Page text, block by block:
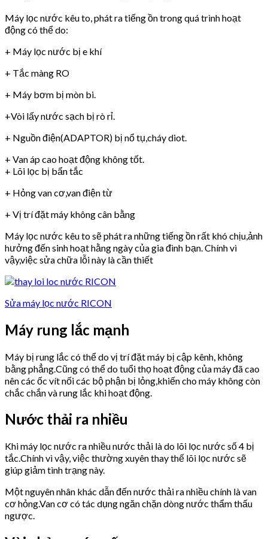
Máy lọc nước kêu to, phát ra tiếng ồn trong quá trình hoạt
động có thể do:
+ Máy lọc nước bị e khí
+ Tắc màng RO
+ Máy bơm bị mòn bi.
+Vòi lấy nước sạch bị rò rỉ.
+ Nguồn điện(ADAPTOR) bị nổ tụ,cháy diot.
+ Van áp cao hoạt động không tốt.
+ Lõi lọc bị bẩn tắc
+ Hỏng van cơ,van điện từ
+ Vị trí đặt máy không cân bằng
Máy lọc nước kêu to sẽ phát ra những tiếng ồn rất khó chịu,ảnh
hưởng đến sinh hoạt hằng ngày của gia đình bạn. Chính vì
vậy,việc sửa chữa lỗi này là cần thiết
Sửa máy lọc nước RICON
Máy rung lắc mạnh
Máy bị rung lắc có thể do vị trí đặt máy bị cập kênh, không
bằng phẳng.Cũng có thể do tuổi thọ hoạt động của máy đã cao
nên các ốc vít nối các bộ phận bị lỏng,khiến cho máy không còn
chắc chắn và rung lắc khi hoạt động.
Nước thải ra nhiều
Khi máy lọc nước ra nhiều nước thải là do lõi lọc nước số 4 bị
tắc.Chính vì vậy, việc thường xuyên thay thế lõi lọc nước sẽ
giúp giảm tình trạng này.
Một nguyên nhân khác dẫn đến nước thải ra nhiều chính là van
cơ hỏng.Van cơ có tác dụng ngăn chặn dòng nước thẩm thấu
ngược.